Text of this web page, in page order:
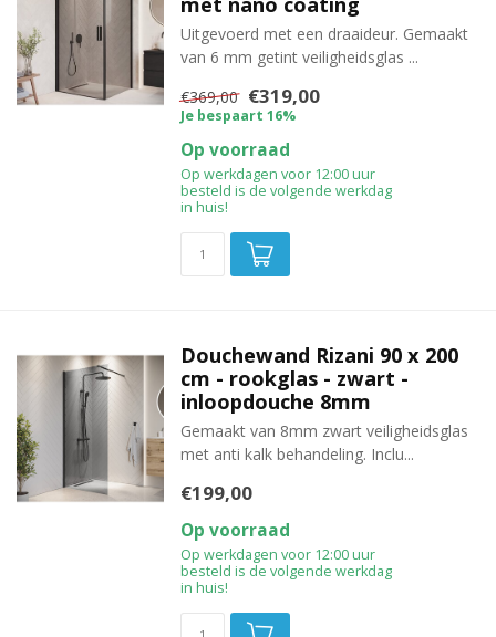
Uitgevoerd met een draaideur. Gemaakt
van 6 mm getint veiligheidsglas ...
€369,00 €319,00
Je bespaart 16%
Op voorraad
Op werkdagen voor 12:00 uur
besteld is de volgende werkdag
in huis!
Douchewand Rizani 90 x 200
cm - rookglas - zwart -
inloopdouche 8mm
Gemaakt van 8mm zwart veiligheidsglas
met anti kalk behandeling. Inclu...
€199,00
Op voorraad
Op werkdagen voor 12:00 uur
besteld is de volgende werkdag
in huis!